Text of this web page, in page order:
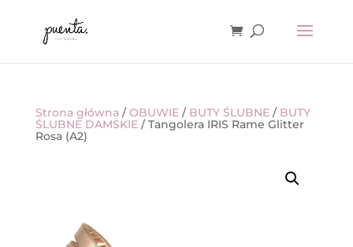
Strona główna /OBUWIE/ BUTY ŚLUBNE/ BUTY
ŚLUBNE DAMSKIE/ Tangolera IRIS Rame Glitter
Rosa (A2)